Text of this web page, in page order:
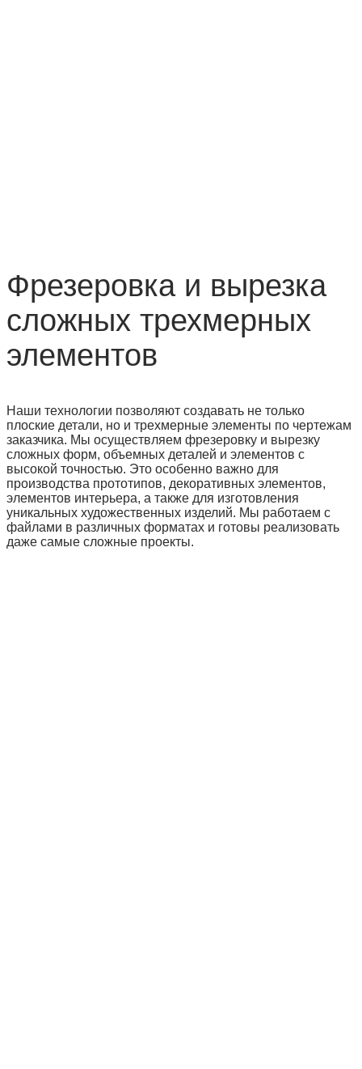
Фрезеровка и вырезка
сложных трехмерных
элементов
Наши технологии позволяют создавать не только
плоские детали, но и трехмерные элементы по чертежам
заказчика. Мы осуществляем фрезеровку и вырезку
сложных форм, объемных деталей и элементов с
высокой точностью. Это особенно важно для
производства прототипов, декоративных элементов,
элементов интерьера, а также для изготовления
уникальных художественных изделий. Мы работаем с
файлами в различных форматах и готовы реализовать
даже самые сложные проекты.